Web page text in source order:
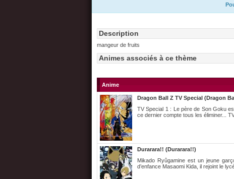
Description
mangeur de fruits
Animes associés à ce thème
Anime
Dragon Ball Z TV Special (Dragon
TV Special 1 : Le père de Son Goku
ce dernier compte tous les éliminer...
Durarara!! (Durarara!!)
Mikado Ryûgamine est un jeune
d’enfance Masaomi Kida, il rejoint le